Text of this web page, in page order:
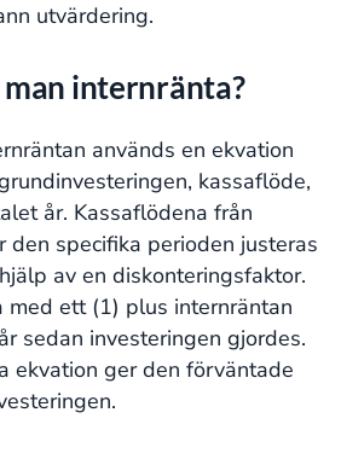
utvärdering.
internränta?
används en ekvation
kassaflöde,
år. Kassaflödena från
den specifika perioden justeras
av en diskonteringsfaktor.
med ett (1) plus internräntan
sedan investeringen gjordes.
ekvation ger den förväntade